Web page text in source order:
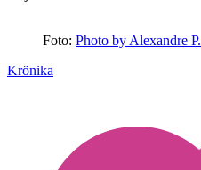
Foto: Photo by Alexandre
Krönika